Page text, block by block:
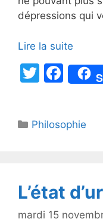
dépressions qui
Lire la suite
T
er
F
a
e
o
k
Catégories
Philosophie
L’état
mardi 15